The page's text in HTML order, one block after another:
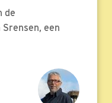
de
een